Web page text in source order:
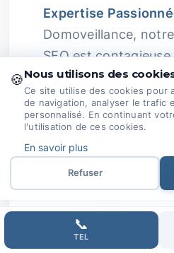
Expertise
Domoveillance,
SEO est
toujours à l'affût des
tendances pour
stratégies.
Travaillons ensemble
transformer vos
résultats concrets.
Communication :
fermement en la
📞
TEL
🍪Nous utilisons des
Ce site utilise des cookies pour
de navigation, analyser le trafic
personnalisé. En continuant
l'utilisation de ces cookies.
En savoir plus
Refuser